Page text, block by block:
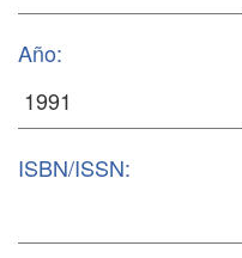
Año:
ISBN/ISSN: